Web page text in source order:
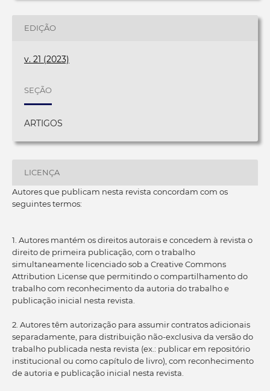
EDIÇÃO
v. 21 (2023)
SEÇÃO
ARTIGOS
LICENÇA
Autores que publicam nesta revista concordam com os
seguintes termos:
1. Autores mantém os direitos autorais e concedem à revista o
direito de primeira publicação, com o trabalho
simultaneamente licenciado sob a Creative Commons
Attribution License que permitindo o compartilhamento do
trabalho com reconhecimento da autoria do trabalho e
publicação inicial nesta revista.
2. Autores têm autorização para assumir contratos adicionais
separadamente, para distribuição não-exclusiva da versão do
trabalho publicada nesta revista (ex.: publicar em repositório
institucional ou como capítulo de livro), com reconhecimento
de autoria e publicação inicial nesta revista.